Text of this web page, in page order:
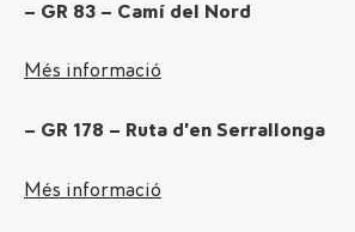
– GR 83 – Camí del Nord
Més informació
– GR 178 – Ruta d’en Serrallonga
Més informació